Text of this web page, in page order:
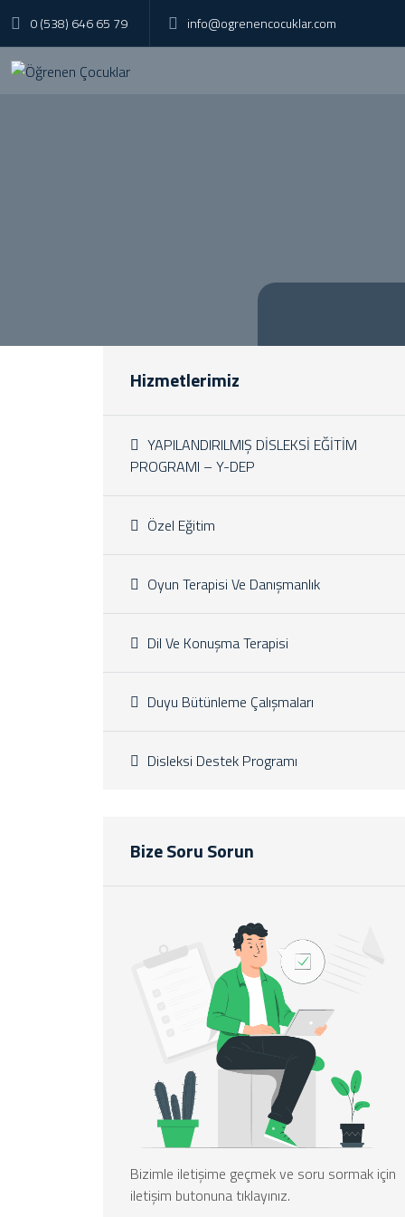
0 (538) 646 65 79 info@ogrenencocuklar.com
Hizmetlerimiz
YAPILANDIRILMIŞ DİSLEKSİ EĞİTİM
PROGRAMI – Y-DEP
Özel Eğitim
Oyun Terapisi Ve Danışmanlık
Dil Ve Konuşma Terapisi
Duyu Bütünleme Çalışmaları
Disleksi Destek Programı
Bize Soru Sorun
Bizimle iletişime geçmek ve soru sormak için
iletişim butonuna tıklayınız.